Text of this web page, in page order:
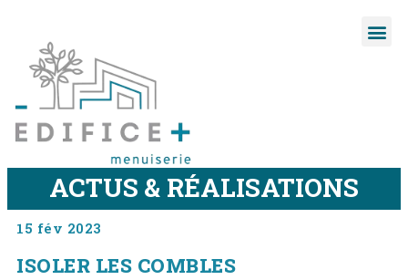
ACTUS & RÉALISATIONS
15 fév 2023
ISOLER LES COMBLES